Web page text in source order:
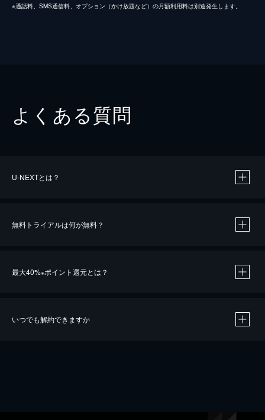
※通話料、SMS通信料、オプション（かけ放題など）の月額利用料は別途発生します。
よくある質問
U-NEXTとは？
無料トライアルは何が無料？
最大40%※ポイント還元とは？
いつでも解約できますか